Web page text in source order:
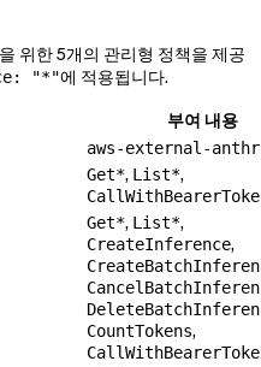
위한 5개의 관리형 정책을 제공
"*"에 적용됩니다.
부여 내용
aws-external-
Get*, List*,
Get*, List*,
CreateInference,
CountTokens,